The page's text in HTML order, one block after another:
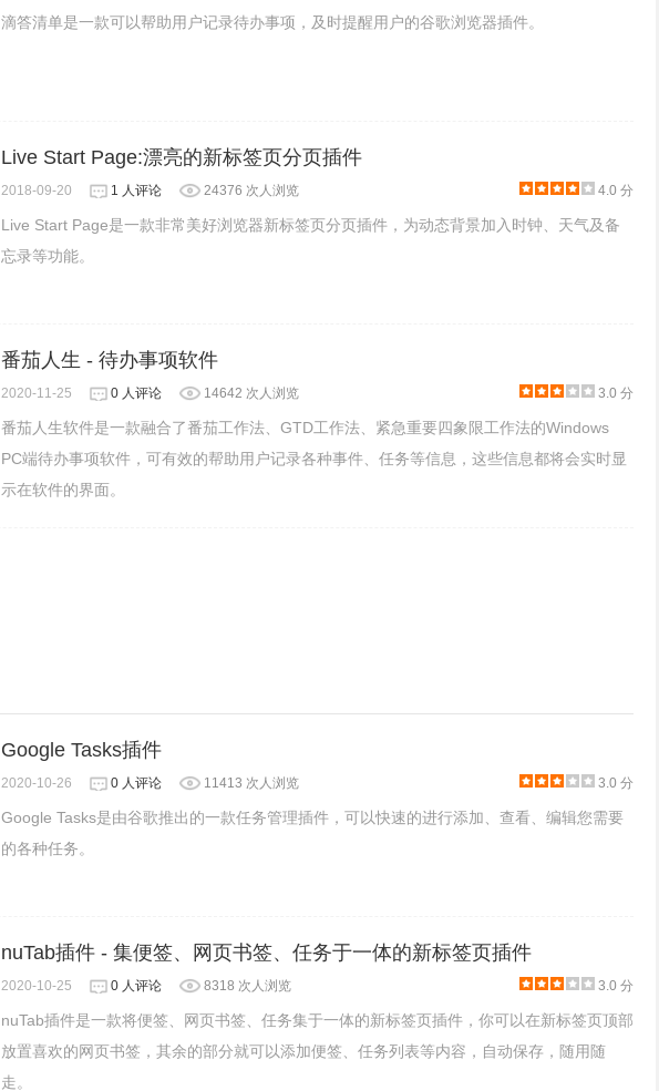
滴答清单是一款可以帮助用户记录待办事项，及时提醒用户的谷歌浏览器插件。
Live Start Page:漂亮的新标签页分页插件
2018-09-20 1 人评论 24376 次人浏览 4.0 分
Live Start Page是一款非常美好浏览器新标签页分页插件，为动态背景加入时钟、天气及备
忘录等功能。
番茄人生 - 待办事项软件
2020-11-25 0 人评论 14642 次人浏览 3.0 分
番茄人生软件是一款融合了番茄工作法、GTD工作法、紧急重要四象限工作法的Windows
PC端待办事项软件，可有效的帮助用户记录各种事件、任务等信息，这些信息都将会实时显
示在软件的界面。
Google Tasks插件
2020-10-26 0 人评论 11413 次人浏览 3.0 分
Google Tasks是由谷歌推出的一款任务管理插件，可以快速的进行添加、查看、编辑您需要
的各种任务。
nuTab插件 - 集便签、网页书签、任务于一体的新标签页插件
2020-10-25 0 人评论 8318 次人浏览 3.0 分
nuTab插件是一款将便签、网页书签、任务集于一体的新标签页插件，你可以在新标签页顶部
放置喜欢的网页书签，其余的部分就可以添加便签、任务列表等内容，自动保存，随用随
走。